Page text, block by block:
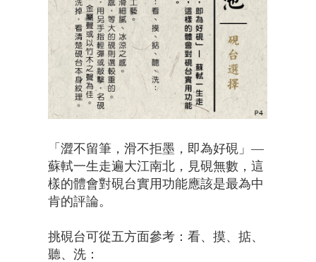
「澀不留筆，滑不拒墨，即為好硯」—
蘇軾一生走遍大江南北，見硯無數，這
樣的體會對硯台實用功能應該是最為中
肯的評論。
挑硯台可從五方面參考：看、摸、掂、
聽、洗：